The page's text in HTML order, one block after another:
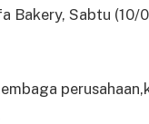
Bakery, Sabtu